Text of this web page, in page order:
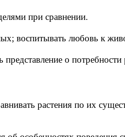
при сравнении.
воспитывать любовь к
о потребности
растения по их